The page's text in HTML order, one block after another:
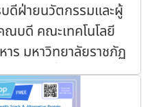
ดีฝ่ายนวัตกรรมและผู้
ณบดี คณะเทคโนโลยี
าร มหาวิทยาลัยราชภัฏ
โลก เนื่องในวาระขึ้น